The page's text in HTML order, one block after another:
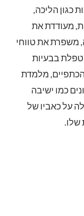
כגון הליכה,
מעודדת את
משפרת את טווחי
בבעיות
מלמדת
כמו ישיבה
על כאביו של
שלו.